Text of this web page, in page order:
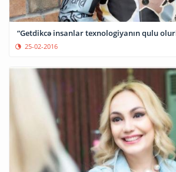
“Getdikcə insanlar texnologiyanın qulu
25-02-2016